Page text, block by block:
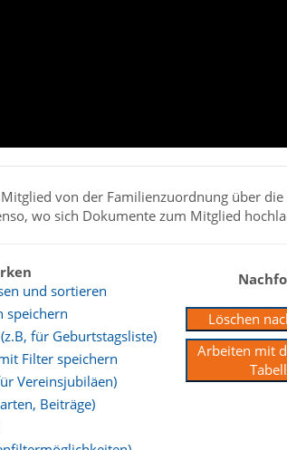
von der Familienzuordnung über die
wo sich Dokumente zum Mitglied
und sortieren
speichern
für Geburtstagsliste)
Filter speichern
Vereinsjubiläen)
Beiträge)
Löschen
Arbeiten mit